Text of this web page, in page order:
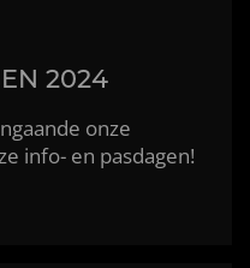
2024
onze
info- en pasdagen!